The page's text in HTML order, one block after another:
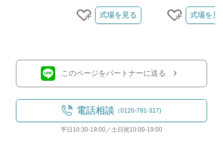
クリップする
式場を見る
クリップす
式場を見
このページをパートナーに送る
電話相談 （0120-791-317)
平日10:30-19:00／土日祝10:00-19:00